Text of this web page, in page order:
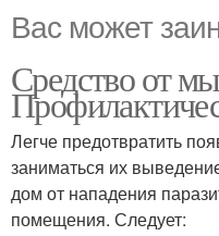
Вас может
Средство от
Легче предотвратить
заниматься их
дом от нападения
помещения. Следует: